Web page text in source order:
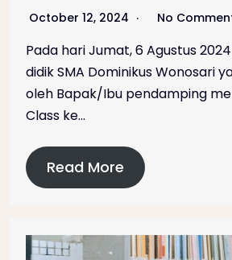
October 12, 2024 No
Pada hari Jumat, 6 Agustus
didik SMA Dominikus Wonosari
oleh Bapak/Ibu pendamping
Class ke…
Read More